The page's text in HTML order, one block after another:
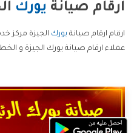
ارقام صيانة يورك
ارقام ارقام صيانة يورك الجيزة مركز
عملاء ارقام صيانة يورك الجيزة و